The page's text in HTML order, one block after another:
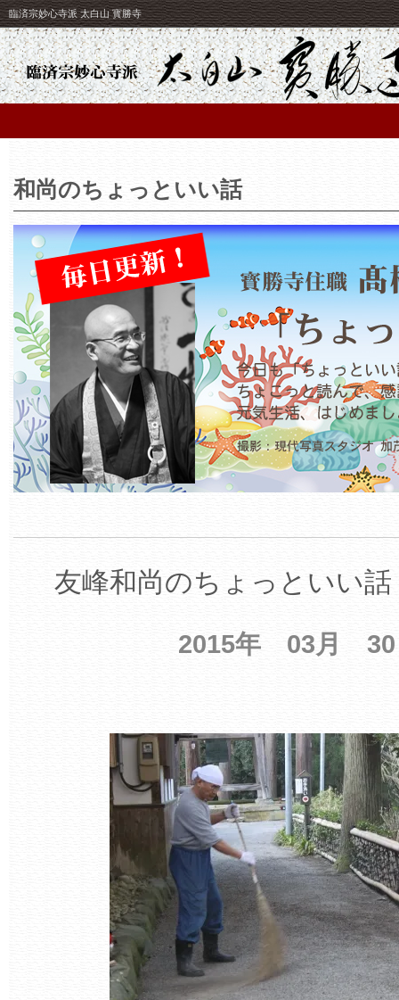
臨済宗妙心寺派 太白山 寳勝寺
和尚のちょっといい話
友峰和尚のちょっといい
2015年 03月